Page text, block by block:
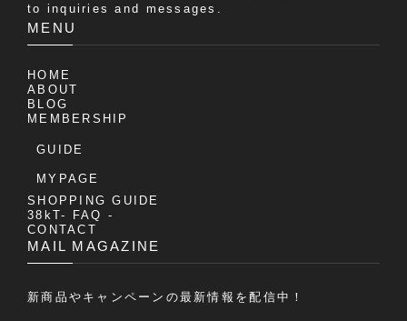
to inquiries and messages.
MENU
HOME
ABOUT
BLOG
MEMBERSHIP
GUIDE
MYPAGE
SHOPPING GUIDE
38kT- FAQ -
CONTACT
MAIL MAGAZINE
新商品やキャンペーンの最新情報を配信中！